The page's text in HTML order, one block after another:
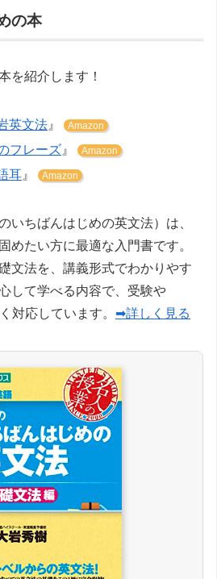
の本
を紹介します！
英文法 』 Amazon
フレーズ 』 Amazon
耳 』 Amazon
いちばんはじめの英文法）は、
めたい方に最適な入門書です。
文法を、講義形式でわかりやす
して学べる内容で、受験や
対応しています。 ➡詳しく見る